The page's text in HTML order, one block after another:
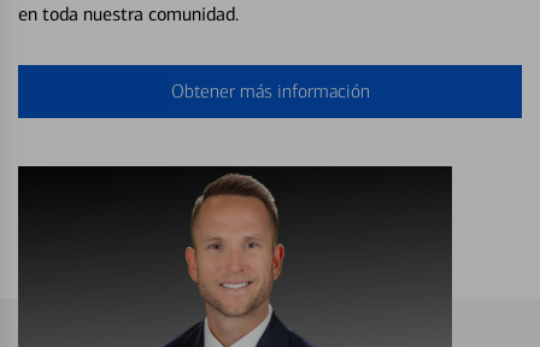
en toda nuestra comunidad.
Obtener más información